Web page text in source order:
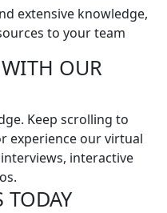
extensive knowledge,
to your team
OUR
Keep scrolling to
experience our virtual
interactive
TODAY